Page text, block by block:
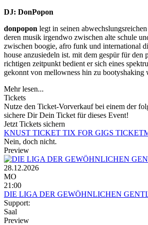
DJ: DonPopon
donpopon legt in seinen
deren musik irgendwo zwischen alte schule
zwischen boogie, afro funk und international
house anzusiedeln ist. mit dem gespür für den
richtigen zeitpunkt bedient er sich eines
gekonnt von mellowness hin zu bootyshaking
Mehr lesen...
Tickets
Nutze den Ticket-Vorverkauf bei einem der
sichere Dir Dein Ticket für dieses Event!
Jetzt Tickets sichern
KNUST TICKET TIX FOR GIGS
Nein, doch nicht.
Preview
28.12.2026
MO
21:00
DIE LIGA DER GEWÖHNLICHEN
Support:
Saal
Preview